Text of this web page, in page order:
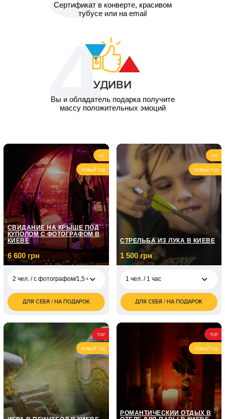
Сертификат в конверте, красивом
тубусе или на email
УДИВИ
Вы и обладатель подарка получите
массу положительных эмоций
HIT
НОВЫЙ ГОД
СВИДАНИЕ НА КРЫШЕ ПОД
КУПОЛОМ С ФОТОГРАФОМ В
КИЕВЕ
6 600 грн
2 чел. / с фотографом/1,5 часа
2 чел. / с
фотографом/1,5
6 600
2 чел. / С
саксофонистом\1,5
часа
6 600
грн
2 чел. / Со
скрипачом \1,5 часа
6 600
грн
2 чел. /
Романтический
завтрак\1 час
1 900
грн
ДЛЯ СЕБЯ / НА ПОДАРОК
HIT
НОВЫЙ ГОД
СТРЕЛЬБА ИЗ ЛУКА В КИЕВЕ
1 500 грн
1 чел. / 1 час
1 500
грн
грн
ДЛЯ СЕБЯ / НА ПОДАРОК
TOP
НОВЫЙ ГОД
TOP
НОВЫЙ ГОД
РОМАНТИЧЕСКИЙ ОТДЫХ В